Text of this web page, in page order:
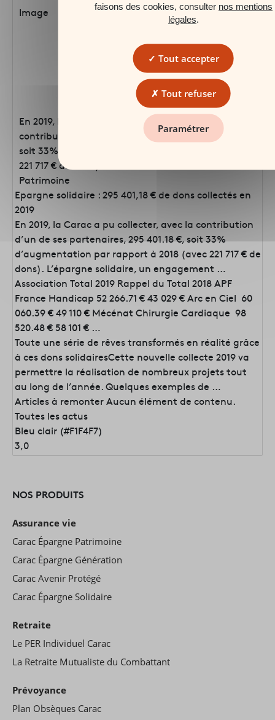
Image
En 2019, la Carac a pu collecter, avec la
contribution d’un de ses partenaires, 295 401.18 €,
soit 33% d’augmentation par rapport à 2018 (avec
221 717 € de dons).
Patrimoine
Epargne solidaire : 295 401,18 € de dons collectés en
2019
En 2019, la Carac a pu collecter, avec la contribution
d’un de ses partenaires, 295 401.18 €, soit 33%
d’augmentation par rapport à 2018 (avec 221 717 € de
dons). L’épargne solidaire, un engagement …
Association Total 2019 Rappel du Total 2018 APF
France Handicap 52 266.71 € 43 029 € Arc en Ciel 60
060.39 € 49 110 € Mécénat Chirurgie Cardiaque 98
520.48 € 58 101 € …
Toute une série de rêves transformés en réalité grâce
à ces dons solidairesCette nouvelle collecte 2019 va
permettre la réalisation de nombreux projets tout
au long de l’année. Quelques exemples de …
Articles à remonter Aucun élément de contenu.
Toutes les actus
Bleu clair (#F1F4F7)
3,0
NOS PRODUITS
Assurance vie
Carac Épargne Patrimoine
Carac Épargne Génération
Carac Avenir Protégé
Carac Épargne Solidaire
Retraite
Le PER Individuel Carac
La Retraite Mutualiste du Combattant
Prévoyance
Plan Obsèques Carac
faisons des cookies, consulter nos mentions
légales
Tout accepter
Tout refuser
Paramétrer